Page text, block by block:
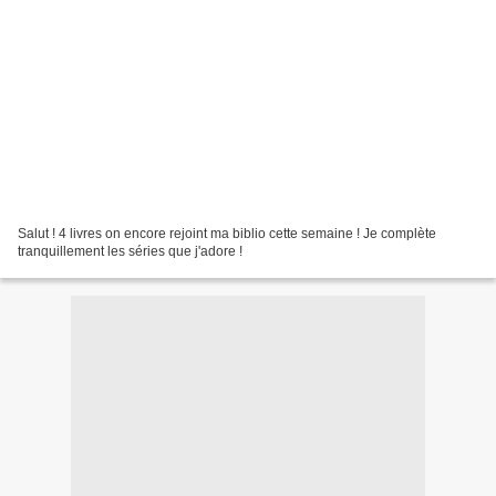
Salut ! 4 livres on encore rejoint ma biblio cette semaine ! Je complète
tranquillement les séries que j'adore !